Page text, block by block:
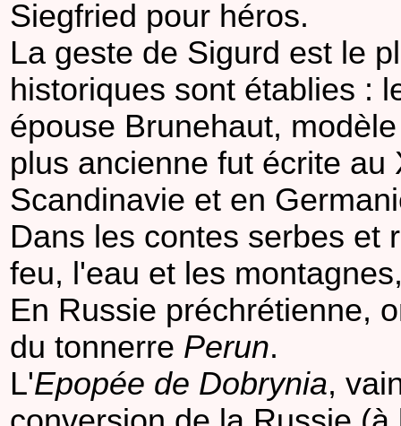
Siegfried pour héros.
La geste de Sigurd est le
historiques sont établies :
épouse Brunehaut,
plus ancienne fut écrite
Scandinavie et en
Dans les contes serbes et
feu, l'eau et les
En Russie préchrétienne,
du tonnerre Perun.
L'Epopée de Dobrynia,